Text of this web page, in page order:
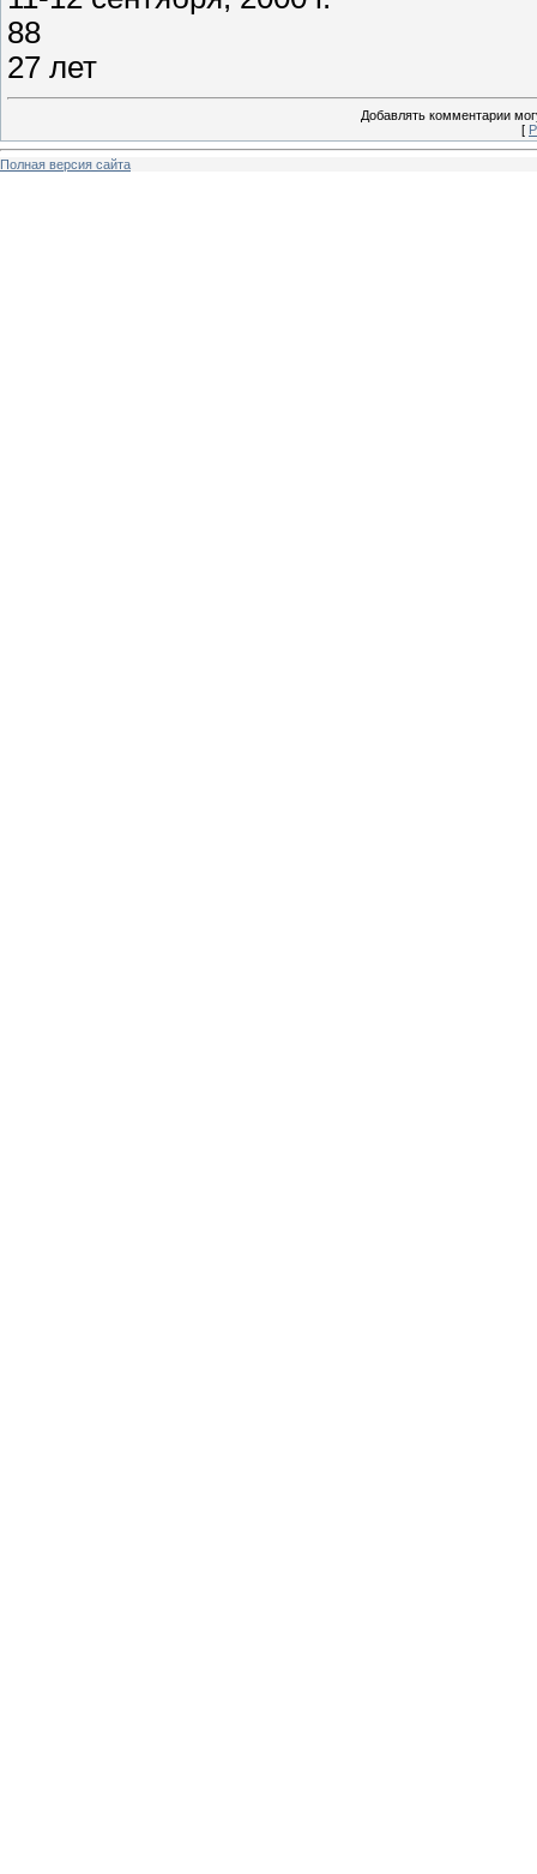
88
27 лет
Добавлять комментарии
[
Полная версия сайта